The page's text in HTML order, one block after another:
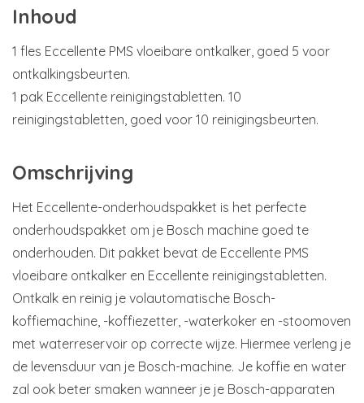
Inhoud
1 fles Eccellente PMS vloeibare ontkalker, goed 5 voor
ontkalkingsbeurten.
1 pak Eccellente reinigingstabletten. 10
reinigingstabletten, goed voor 10 reinigingsbeurten.
Omschrijving
Het Eccellente-onderhoudspakket is het perfecte
onderhoudspakket om je Bosch machine goed te
onderhouden. Dit pakket bevat de Eccellente PMS
vloeibare ontkalker en Eccellente reinigingstabletten.
Ontkalk en reinig je volautomatische Bosch-
koffiemachine, -koffiezetter, -waterkoker en -stoomoven
met waterreservoir op correcte wijze. Hiermee verleng je
de levensduur van je Bosch-machine. Je koffie en water
zal ook beter smaken wanneer je je Bosch-apparaten